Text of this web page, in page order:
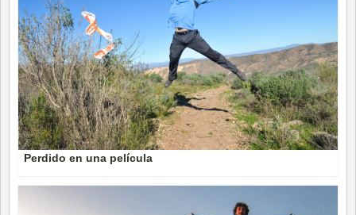
Perdido en una película